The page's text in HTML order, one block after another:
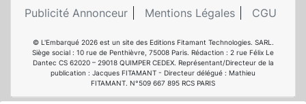
Publicité Annonceur
Mentions Légales CGU
© L'Embarqué 2026 est un site des Editions Fitamant Technologies. SARL.
Siège social : 10 rue de Penthièvre, 75008 Paris. Rédaction : 2 rue Félix Le
Dantec CS 62020 – 29018 QUIMPER CEDEX. Représentant/Directeur de la
publication : Jacques FITAMANT - Directeur délégué : Mathieu
FITAMANT. N°509 667 895 RCS PARIS